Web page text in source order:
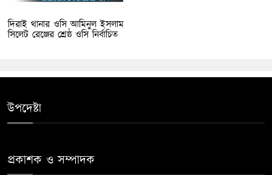
দিরাই থানার ওসি আমিনুল ইসলাম
সিলেট রেঞ্জের শ্রেষ্ঠ ওসি নির্বাচিত
উপদেষ্টা
প্রকাশক ও সম্পাদক